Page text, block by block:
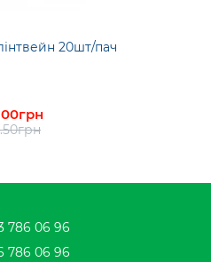
20шт/пач
786 06 96
786 06 96